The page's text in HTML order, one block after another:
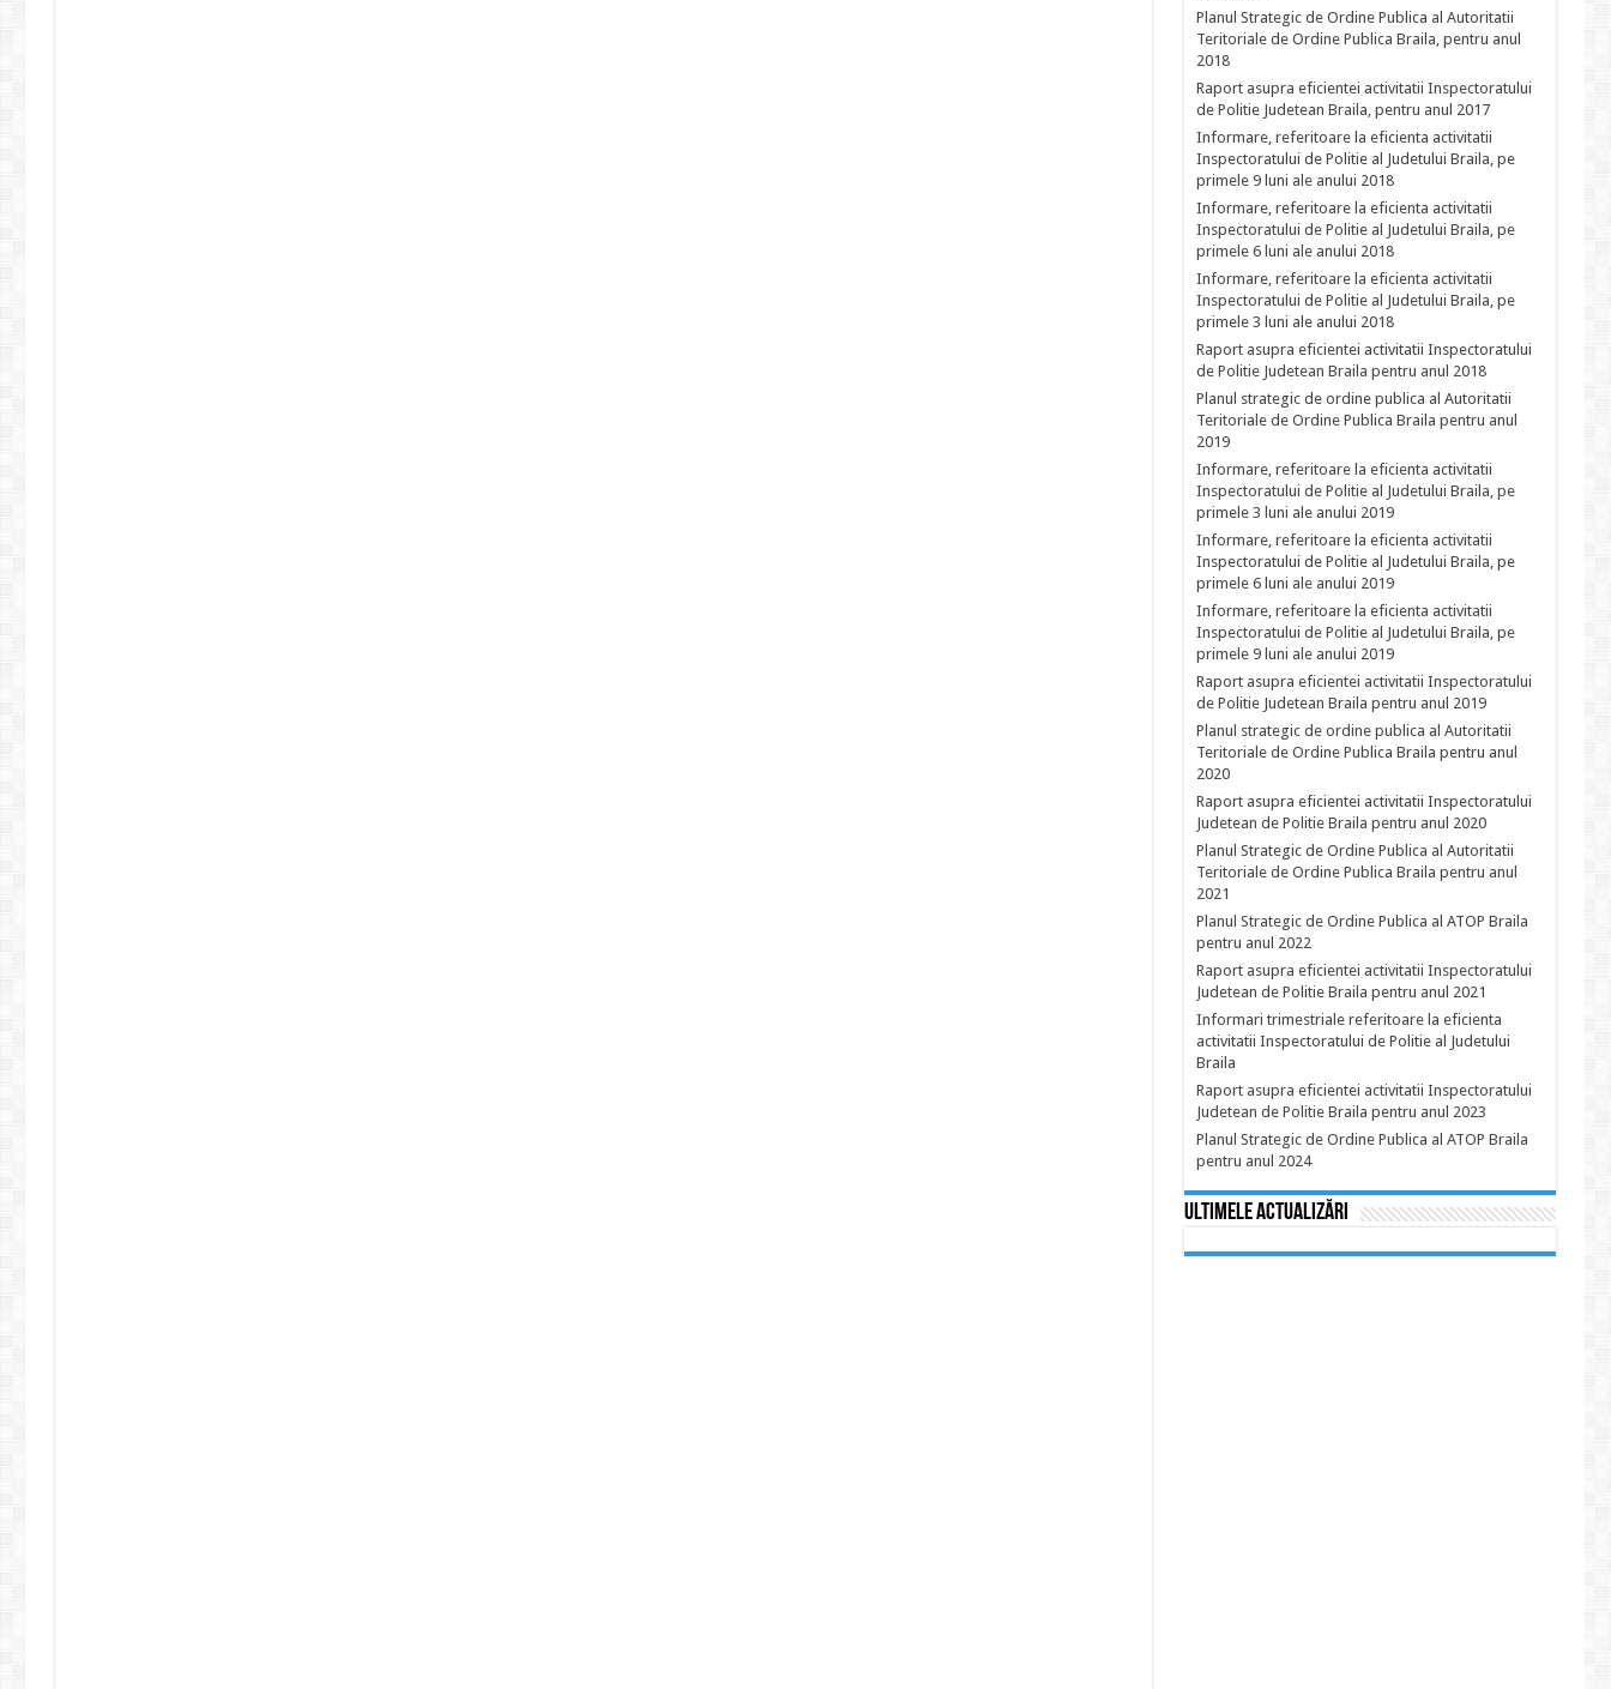
Planul Strategic de Ordine Publica al Autoritatii
Teritoriale de Ordine Publica Braila, pentru anul
2018
Raport asupra eficientei activitatii Inspectoratului
de Politie Judetean Braila, pentru anul 2017
Informare, referitoare la eficienta activitatii
Inspectoratului de Politie al Judetului Braila, pe
primele 9 luni ale anului 2018
Informare, referitoare la eficienta activitatii
Inspectoratului de Politie al Judetului Braila, pe
primele 6 luni ale anului 2018
Informare, referitoare la eficienta activitatii
Inspectoratului de Politie al Judetului Braila, pe
primele 3 luni ale anului 2018
Raport asupra eficientei activitatii Inspectoratului
de Politie Judetean Braila pentru anul 2018
Planul strategic de ordine publica al Autoritatii
Teritoriale de Ordine Publica Braila pentru anul
2019
Informare, referitoare la eficienta activitatii
Inspectoratului de Politie al Judetului Braila, pe
primele 3 luni ale anului 2019
Informare, referitoare la eficienta activitatii
Inspectoratului de Politie al Judetului Braila, pe
primele 6 luni ale anului 2019
Informare, referitoare la eficienta activitatii
Inspectoratului de Politie al Judetului Braila, pe
primele 9 luni ale anului 2019
Raport asupra eficientei activitatii Inspectoratului
de Politie Judetean Braila pentru anul 2019
Planul strategic de ordine publica al Autoritatii
Teritoriale de Ordine Publica Braila pentru anul
2020
Raport asupra eficientei activitatii Inspectoratului
Judetean de Politie Braila pentru anul 2020
Planul Strategic de Ordine Publica al Autoritatii
Teritoriale de Ordine Publica Braila pentru anul
2021
Planul Strategic de Ordine Publica al ATOP Braila
pentru anul 2022
Raport asupra eficientei activitatii Inspectoratului
Judetean de Politie Braila pentru anul 2021
Informari trimestriale referitoare la eficienta
activitatii Inspectoratului de Politie al Judetului
Braila
Raport asupra eficientei activitatii Inspectoratului
Judetean de Politie Braila pentru anul 2023
Planul Strategic de Ordine Publica al ATOP Braila
pentru anul 2024
Ultimele actualizări